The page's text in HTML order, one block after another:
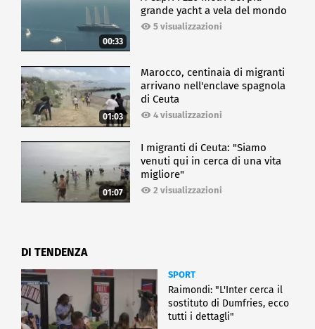
00:33
grande yacht a vela del mondo
5 visualizzazioni
01:03
Marocco, centinaia di migranti
arrivano nell'enclave spagnola
di Ceuta
4 visualizzazioni
01:07
I migranti di Ceuta: "Siamo
venuti qui in cerca di una vita
migliore"
2 visualizzazioni
DI TENDENZA
SPORT
Raimondi: "L'Inter cerca il
sostituto di Dumfries, ecco
tutti i dettagli"